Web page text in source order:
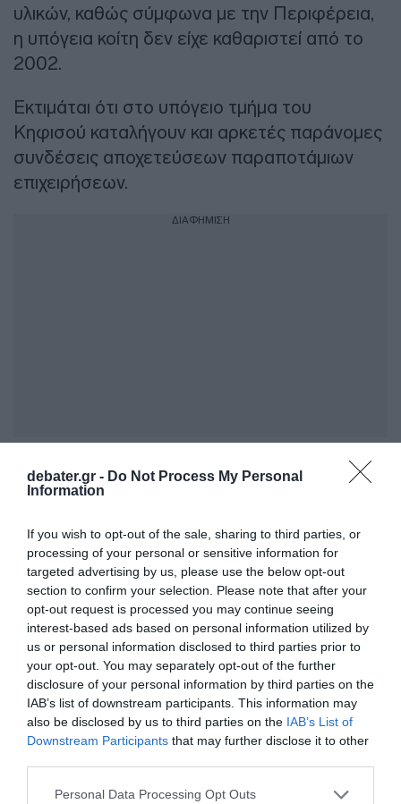
debater.gr - Do Not Process My Personal
Information
If you wish to opt-out of the sale, sharing to third parties, or
processing of your personal or sensitive information for
targeted advertising by us, please use the below opt-out
section to confirm your selection. Please note that after your
opt-out request is processed you may continue seeing
interest-based ads based on personal information utilized by
us or personal information disclosed to third parties prior to
your opt-out. You may separately opt-out of the further
disclosure of your personal information by third parties on the
IAB’s list of downstream participants. This information may
also be disclosed by us to third parties on the IAB’s List of
Downstream Participants that may further disclose it to other
Please note that this website/app uses one or more Google
Personal Data Processing Opt Outs
υλικών, καθώς σύμφωνα με την Περιφέρεια,
η υπόγεια κοίτη δεν είχε καθαριστεί από το
2002.
Εκτιμάται ότι στο υπόγειο τμήμα του
Κηφισού καταλήγουν και αρκετές παράνομες
συνδέσεις αποχετεύσεων παραποτάμιων
επιχειρήσεων.
ΔΙΑΦΗΜΙΣΗ
Ειδήσεις σήμερα:
επίθεση η έκρηξη του Tesla Cybertruck
έξω από το ξενοδοχείο Τραμπ